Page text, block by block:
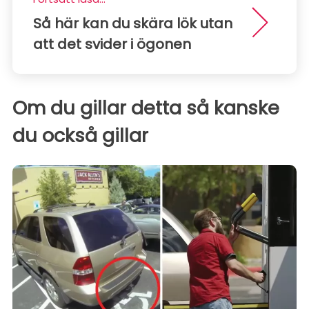
Så här kan du skära lök utan
att det svider i ögonen
Om du gillar detta så kanske
du också gillar